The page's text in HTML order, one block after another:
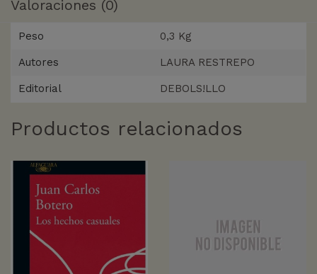
Valoraciones (0)
Peso 0,3 Kg
Autores LAURA RESTREPO
Editorial DEBOLS!LLO
Productos relacionados